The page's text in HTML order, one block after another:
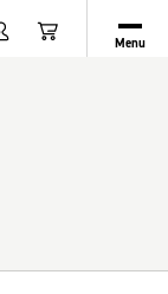
Menu